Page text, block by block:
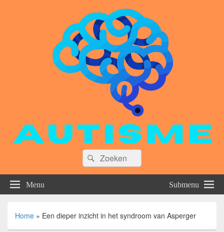
Zoeken
naar:
Zoeken
Menu Submenu
Home » Een dieper inzicht in het syndroom van Asperger